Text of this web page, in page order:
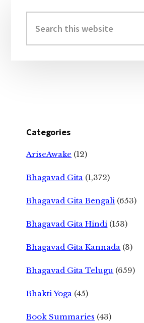
Sidebar
this
website
Categories
AriseAwake (12)
Bhagavad Gita (1,372)
Bhagavad Gita Bengali (653)
Bhagavad Gita Hindi (153)
Bhagavad Gita Kannada (3)
Bhagavad Gita Telugu (659)
Bhakti Yoga (45)
Book Summaries (43)